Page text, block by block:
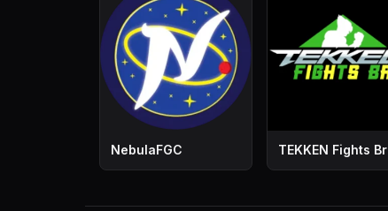
NebulaFGC TEKKEN Fights Br